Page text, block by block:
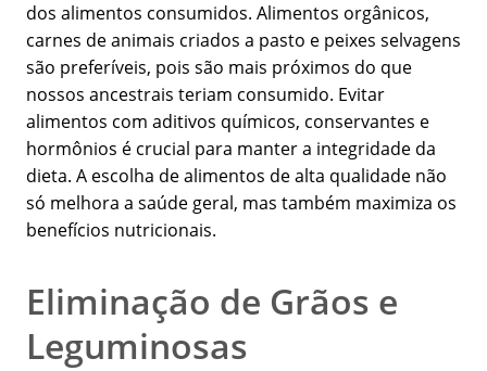
dos alimentos consumidos. Alimentos orgânicos,
carnes de animais criados a pasto e peixes selvagens
são preferíveis, pois são mais próximos do que
nossos ancestrais teriam consumido. Evitar
alimentos com aditivos químicos, conservantes e
hormônios é crucial para manter a integridade da
dieta. A escolha de alimentos de alta qualidade não
só melhora a saúde geral, mas também maximiza os
benefícios nutricionais.
Eliminação de Grãos e
Leguminosas